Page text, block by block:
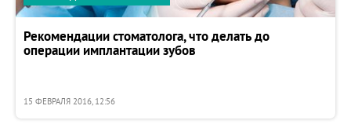
Рекомендации стоматолога, что делать до
операции имплантации зубов
15 ФЕВРАЛЯ 2016, 12:56